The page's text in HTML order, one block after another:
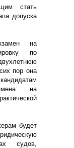
стать
допуска
на
по
пор она
на
будет
судов,